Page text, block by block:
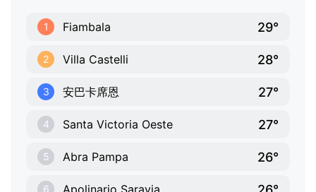
1 Fiambala 29°
2 Villa Castelli 28°
3 安巴卡席恩 27°
4 Santa Victoria Oeste 27°
5 Abra Pampa 26°
6